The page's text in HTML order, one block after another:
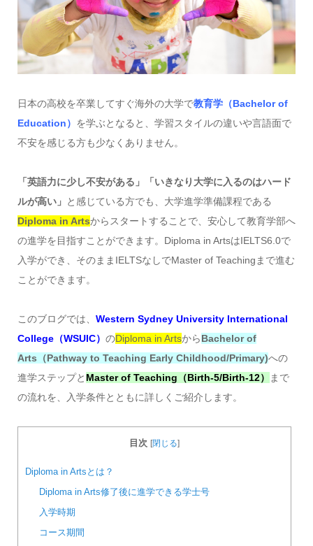
日本の高校を卒業してすぐ海外の大学で教育学（Bachelor of
Education） を学ぶとなると、学習スタイルの違いや言語面で
不安を感じる方も少なくありません。
「英語力に少し不安がある」「いきなり大学に入るのはハード
ルが高い」 と感じている方でも、大学進学準備課程である
Diploma in Artsからスタートすることで、安心して教育学部へ
の進学を目指すことができます。Diploma in ArtsはIELTS6.0で
入学ができ、そのままIELTSなしでMaster of Teachingまで進む
ことができます。
このブログでは、 Western Sydney University International
College（WSUIC） のDiploma in ArtsからBachelor of
Arts（Pathway to Teaching Early Childhood/Primary)への
進学ステップと Master of Teaching（Birth-5/Birth-12）
まで
の流れを、入学条件とともに詳しくご紹介します。
目次 [閉じる]
Diploma in Artsとは？
Diploma in Arts修了後に進学できる学士号
入学時期
コース期間